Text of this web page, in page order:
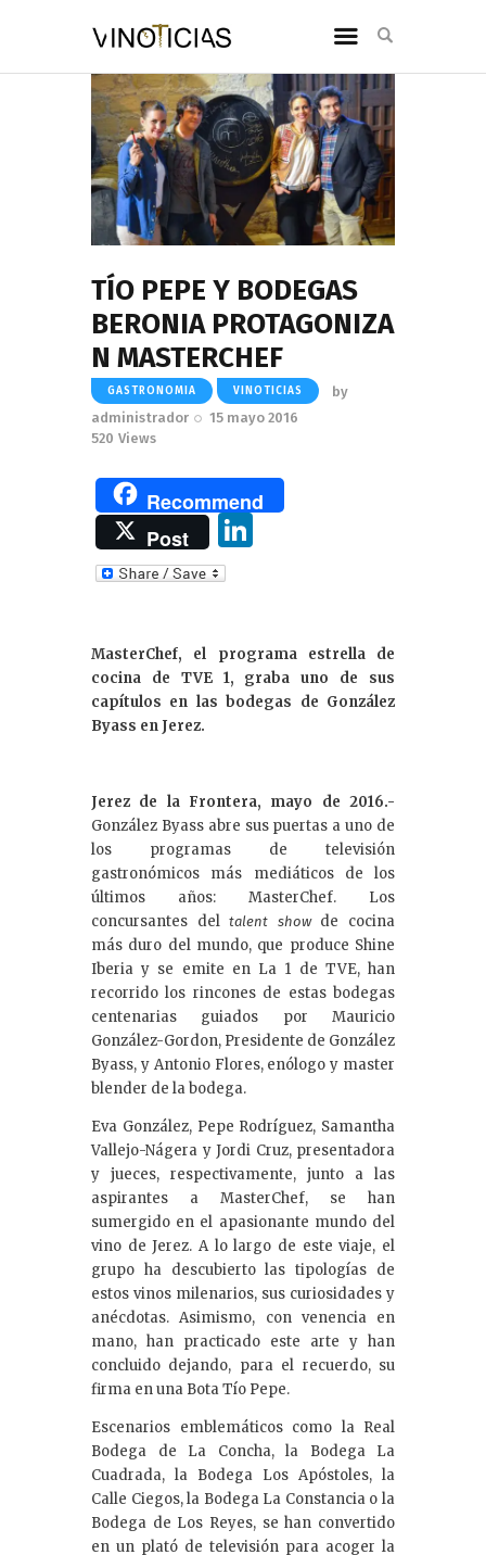
TÍO PEPE Y BODEGAS
BERONIA PROTAGONIZA
N MASTERCHEF
GASTRONOMIA VINOTICIAS
by
administrador
15 mayo 2016
520 Views
Recommend
Post
dI
n
MasterChef, el programa estrella de
cocina de TVE 1, graba uno de sus
capítulos en las bodegas de González
Byass en Jerez.
Jerez de la Frontera, mayo de 2016.-
González Byass abre sus puertas a uno de
los programas de televisión
gastronómicos más mediáticos de los
últimos años: MasterChef. Los
concursantes deltalent showde cocina
más duro del mundo, que produce Shine
Iberia y se emite en La 1 de TVE, han
recorrido los rincones de estas bodegas
centenarias guiados por Mauricio
González-Gordon, Presidente de González
Byass, y Antonio Flores, enólogo y master
blender de la bodega.
Eva González, Pepe Rodríguez, Samantha
Vallejo-Nágera y Jordi Cruz, presentadora
y jueces, respectivamente, junto a las
aspirantes a MasterChef, se han
sumergido en el apasionante mundo del
vino de Jerez. A lo largo de este viaje, el
grupo ha descubierto las tipologías de
estos vinos milenarios, sus curiosidades y
anécdotas. Asimismo, con venencia en
mano, han practicado este arte y han
concluido dejando, para el recuerdo, su
firma en una Bota Tío Pepe.
Escenarios emblemáticos como la Real
Bodega de La Concha, la Bodega La
Cuadrada, la Bodega Los Apóstoles, la
Calle Ciegos, la Bodega La Constancia o la
Bodega de Los Reyes, se han convertido
en un plató de televisión para acoger la